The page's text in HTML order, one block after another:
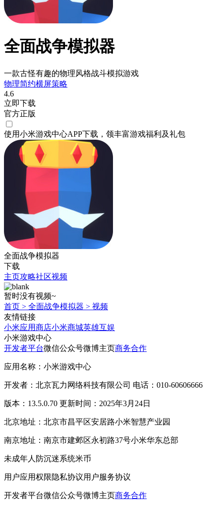
全面战争模拟器
一款古怪有趣的物理风格战斗模拟游戏
物理简约横屏策略
4.6
立即下载
官方正版
使用小米游戏中心APP下载 ，领丰富游戏福利 及礼包
全面战争模拟器
下载
主页攻略社区视频
暂时没有视频~
首页 > 全面战争模拟器 > 视频
友情链接
小米应用商店小米商城英雄互娱
小米游戏中心
开发者平台微信公众号微博主页商务合作
应用名称：小米游戏中心
开发者：北京瓦力网络科技有限公司 电话：010-60606666
版本：13.5.0.70 更新时间：2025年3月24日
北京地址：北京市昌平区安居路小米智慧产业园
南京地址：南京市建邺区永初路37号小米华东总部
未成年人防沉迷系统米币
用户应用权限隐私协议用户服务协议
开发者平台微信公众号微博主页商务合作